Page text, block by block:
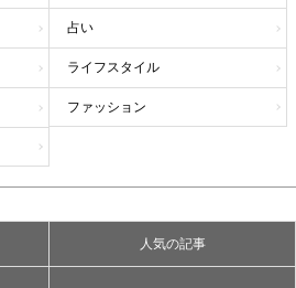
占い
ライフスタイル
ファッション
人気の記事